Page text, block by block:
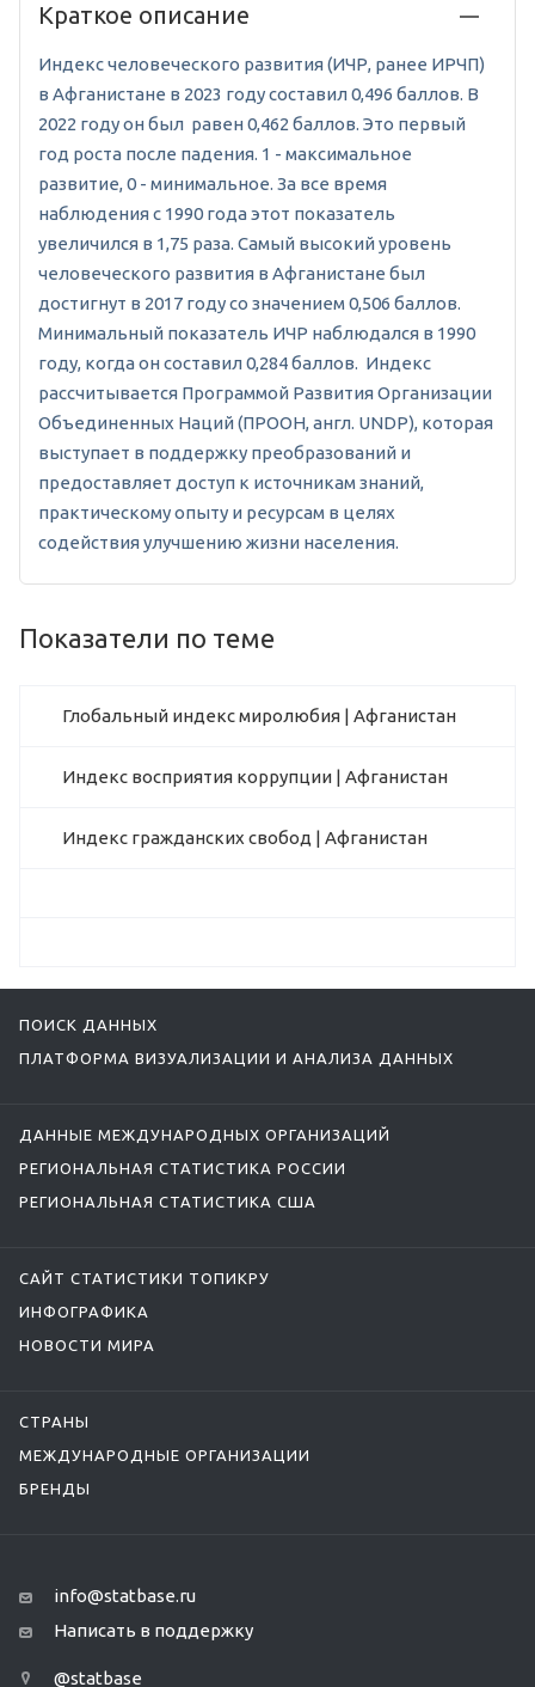
Краткое описание
Индекс человеческого развития (ИЧР, ранее ИРЧП)
в Афганистане в 2023 году составил 0,496 баллов. В
2022 году он был равен 0,462 баллов. Это первый
год роста после падения. 1 - максимальное
развитие, 0 - минимальное. За все время
наблюдения с 1990 года этот показатель
увеличился в 1,75 раза. Самый высокий уровень
человеческого развития в Афганистане был
достигнут в 2017 году со значением 0,506 баллов.
Минимальный показатель ИЧР наблюдался в 1990
году, когда он составил 0,284 баллов. Индекс
рассчитывается Программой Развития Организации
Объединенных Наций (ПРООН, англ. UNDP), которая
выступает в поддержку преобразований и
предоставляет доступ к источникам знаний,
практическому опыту и ресурсам в целях
содействия улучшению жизни населения.
Показатели по теме
Глобальный индекс миролюбия | Афганистан
Индекс восприятия коррупции | Афганистан
Индекс гражданских свобод | Афганистан
ПОИСК ДАННЫХ
ПЛАТФОРМА ВИЗУАЛИЗАЦИИ И АНАЛИЗА ДАННЫХ
ДАННЫЕ МЕЖДУНАРОДНЫХ ОРГАНИЗАЦИЙ
РЕГИОНАЛЬНАЯ СТАТИСТИКА РОССИИ
РЕГИОНАЛЬНАЯ СТАТИСТИКА США
САЙТ СТАТИСТИКИ ТОПИКРУ
ИНФОГРАФИКА
НОВОСТИ МИРА
СТРАНЫ
МЕЖДУНАРОДНЫЕ ОРГАНИЗАЦИИ
БРЕНДЫ
info@statbase.ru
Написать в поддержку
@statbase